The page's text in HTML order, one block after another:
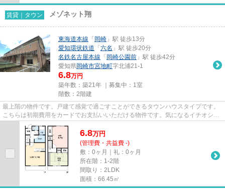
賃貸｜タウン メゾネット翔
東海道本線 「 岡崎 」駅 徒歩13分
愛知環状鉄道 「 六名 」駅 徒歩20分
名鉄名古屋本線 「 岡崎公園前 」駅 徒歩42分
愛知県岡崎市宮地町字北浦21-1
6.8万円
築年数：築21年 ｜募集中： 1室
階数：2階建
最上階の物件です。戸建て感覚で過ごすことができるタウンハウスタイプです。
こちらは初期費用をカードでお支払いいただける物件です。気になるイチオシ物
件情報：「メゾネット翔」。...
6.8万円
(管理費・共益費 -)
敷：0ヶ月｜礼：0ヶ月
所在階：1-2階
間取り：2LDK
面積：66.45㎡